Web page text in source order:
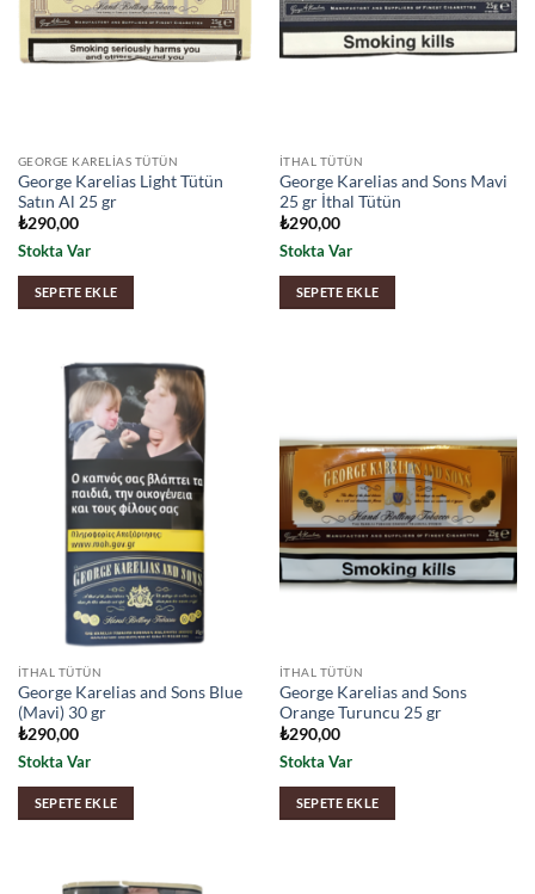
GEORGE KARELIAS TÜTÜN
George Karelias Light Tütün
Satın Al 25 gr
₺290,00
Stokta Var
SEPETE EKLE
İTHAL TÜTÜN
George Karelias and Sons Mavi
25 gr İthal Tütün
₺290,00
Stokta Var
SEPETE EKLE
İTHAL TÜTÜN
George Karelias and Sons Blue
(Mavi) 30 gr
₺290,00
Stokta Var
SEPETE EKLE
İTHAL TÜTÜN
George Karelias and Sons
Orange Turuncu 25 gr
₺290,00
Stokta Var
SEPETE EKLE